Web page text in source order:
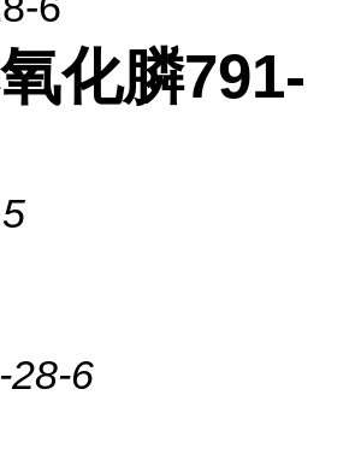
化膦791-
28-6